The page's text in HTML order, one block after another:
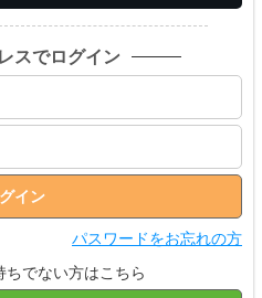
スでログイン
パスワードをお忘れの方
でない方はこちら